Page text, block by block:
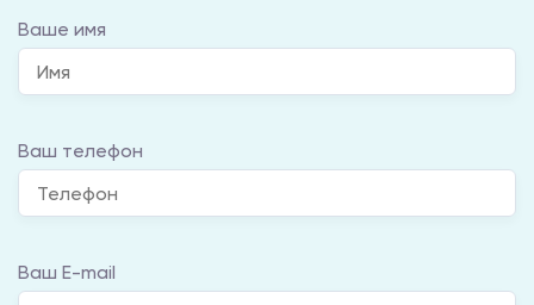
Ваше имя
Ваш телефон
Ваш E-mail